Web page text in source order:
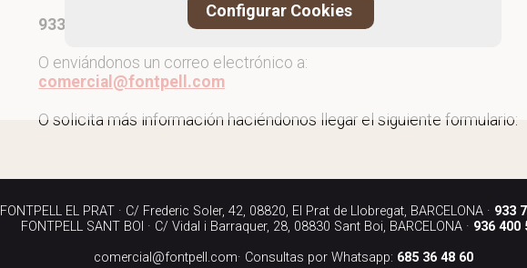
933 790 040
O enviándonos un correo electrónico a:
comercial@fontpell.com
O solicita más información haciéndonos llegar el siguiente formulario:
FONTPELL EL PRAT · C/ Frederic Soler, 42, 08820, El Prat de Llobregat, BARCELONA · 933
FONTPELL SANT BOI · C/ Vidal i Barraquer, 28, 08830 Sant Boi, BARCELONA · 936 400
comercial@fontpell.com· Consultas por Whatsapp: 685 36 48 60
Configurar Cookies